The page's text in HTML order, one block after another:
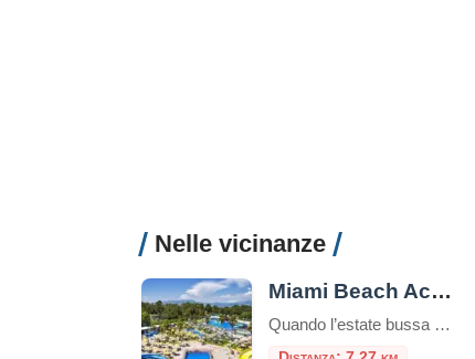
Nelle vicinanze
Miami Beach Acquapark Latina
Quando l’estate bussa alle porte e il caldo si fa sentire, la ricerca di un luogo dove rinfrescarsi e divertirsi diventa prioritaria. A Latina, la risposta è chiara: il Miami Beach Acquapark Latina rappresenta un’oasi di svago e adrenalina, ideale per famiglie, gruppi di amici e chiunque voglia trascorrere una giornata indimenticabile tra scivoli, piscine […]